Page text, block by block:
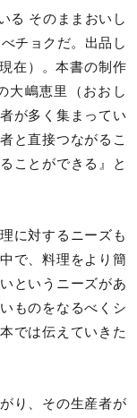
る そのままおいし
チョクだ。出品し
在）。本書の制作
大嶋恵里（おおし
が多く集まってい
と直接つながるこ
ことができる』と
に対するニーズも
で、料理をより簡
というニーズがあ
ものをなるべくシ
では伝えていきた
り、その生産者が